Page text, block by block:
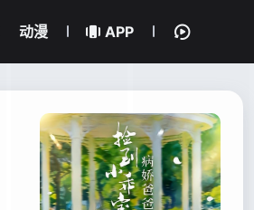
动漫 APP